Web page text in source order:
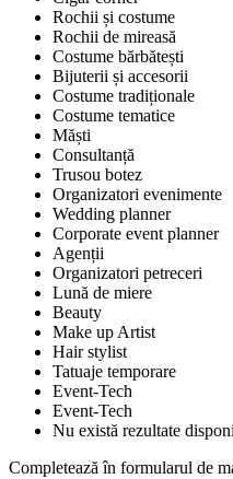
Rochii și costume
Rochii de mireasă
Costume bărbătești
Bijuterii și accesorii
Costume tradiționale
Costume tematice
Măști
Consultanță
Trusou botez
Organizatori evenimente
Wedding planner
Corporate event planner
Agenții
Organizatori petreceri
Lună de miere
Beauty
Make up Artist
Hair stylist
Tatuaje temporare
Event-Tech
Event-Tech
Nu există rezultate
Completează în formularul de